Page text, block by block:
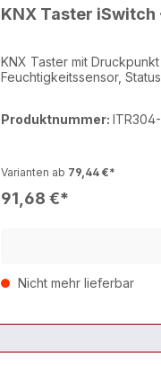
KNX Taster iSwitch
KNX Taster mit
Feuchtigkeitssensor,
Produktnummer: ITR304-
Varianten ab 79,44 €*
91,68 €*
Nicht mehr lieferbar